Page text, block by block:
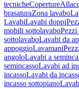
tecnicheCoperture
brasaturaZona lavabo
LavabiLavabi doppi
mobili sottolavabo
sottolavaboLavabi da
appoggioLavamani
angoloLavabi a
semincassoLavabi ad
incassoLavabi da
incasso sottopiano